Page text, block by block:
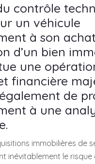
contrôle
un véhicule
à son
d’un bien
une
financière
de
à une
immobilières de
inévitablement le risque